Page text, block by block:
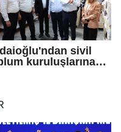
sivil
kuruluşlarına